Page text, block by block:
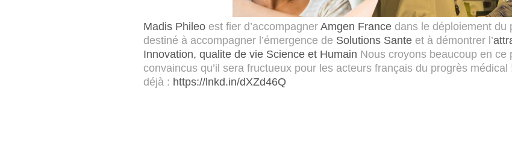
Madis Phileo est fier d’accompagner Amgen France dans le déploiement du
destiné à accompagner l’émergence de Solutions Sante et à démontrer l’
Innovation, qualite de vie Science et Humain Nous croyons beaucoup en
convaincus qu’il sera fructueux pour les acteurs français du progrès
déjà : https://lnkd.in/dXZd46Q